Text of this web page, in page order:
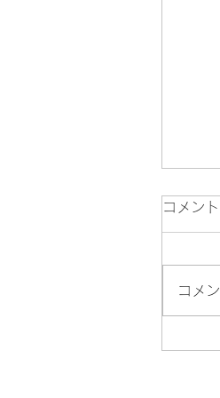
🏮『
コメント
コメ